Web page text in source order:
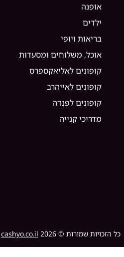
אופנה
ילדים
בריאות ויופי
אוכל, משלוחים ומסעדות
קופונים לאליאקספרס
קופונים לאייהרב
קופונים לפנדה
מדריכי קנייה
כל הזכויות שמורות © cashyo.co.il 2026